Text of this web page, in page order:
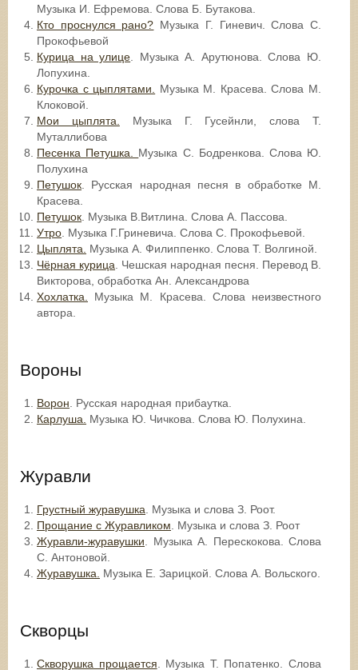
Музыка И. Ефремова. Слова Б. Бутакова.
Кто проснулся рано? Музыка Г. Гиневич. Слова С.
Прокофьевой
Курица на улице . Музыка А. Арутюнова. Слова Ю.
Лопухина.
Курочка с цыплятами.
Музыка М. Красева. Слова М.
Клоковой.
Мои цыплята.
Музыка Г. Гусейнли, слова Т.
Муталлибова
Песенка Петушка. Музыка С. Бодренкова. Слова Ю.
Полухина
Петушок . Русская народная песня в обработке М.
Красева.
Петушок . Музыка В.Витлина. Слова А. Пассова.
Утро . Музыка Г.Гриневича. Слова С. Прокофьевой.
Цыплята.
Музыка А. Филиппенко. Слова Т. Волгиной.
Чёрная курица . Чешская народная песня. Перевод В.
Викторова, обработка Ан. Александрова
Хохлатка.
Музыка М. Красева. Слова неизвестного
автора.
Вороны
Ворон . Русская народная прибаутка.
Карлуша.
Музыка Ю. Чичкова. Слова Ю. Полухина.
Журавли
Грустный журавушка . Музыка и слова З. Роот.
Прощание с Журавликом . Музыка и слова З. Роот
Журавли-журавушки . Музыка А. Перескокова. Слова
С. Антоновой.
Журавушка.
Музыка Е. Зарицкой. Слова А. Вольского.
Скворцы
Скворушка прощается . Музыка Т. Попатенко. Слова